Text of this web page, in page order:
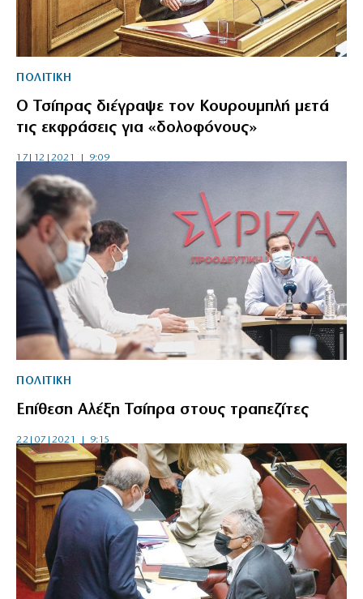
ΠΟΛΙΤΙΚΗ
Ο Τσίπρας διέγραψε τον Κουρουμπλή μετά
τις εκφράσεις για «δολοφόνους»
17|12|2021 | 9:09
ΠΟΛΙΤΙΚΗ
Επίθεση Αλέξη Τσίπρα στους τραπεζίτες
22|07|2021 | 9:15